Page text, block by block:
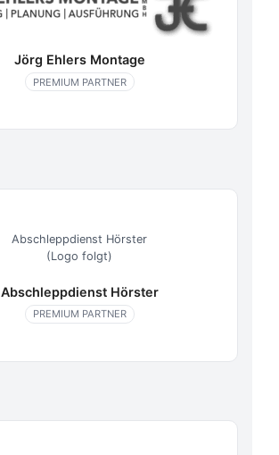
Jörg Ehlers Montage
PREMIUM PARTNER
Abschleppdienst Hörster
(Logo folgt)
Abschleppdienst Hörster
PREMIUM PARTNER